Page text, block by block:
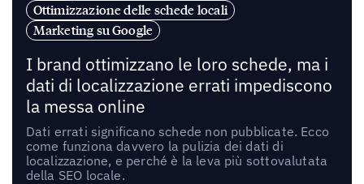
Ottimizzazione delle schede locali
Marketing su Google
I brand ottimizzano le loro schede, ma i
dati di localizzazione errati impediscono
la messa online
Dati errati significano schede non pubblicate. Ecco
come funziona davvero la pulizia dei dati di
localizzazione, e perché è la leva più sottovalutata
della SEO locale.